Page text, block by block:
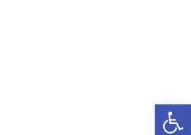
פתח סרגל נגישות